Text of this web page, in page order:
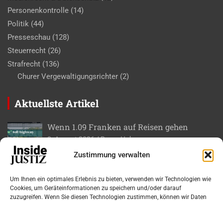
Zustimmung verwalten
Um Ihnen ein optimales Erlebnis zu bieten, verwenden wir Technologien wie
Cookies, um Geräteinformationen zu speichern und/oder darauf
zuzugreifen. Wenn Sie diesen Technologien zustimmen, können wir Daten
Personenkontrolle (14)
Politik (44)
Presseschau (128)
Steuerrecht (26)
Strafrecht (136)
Churer Vergewaltigungsrichter (2)
Aktuellste Artikel
Wenn 1.09 Franken auf Reisen gehen
8. August 2026 Roger Huber
Bern
7. August 2026 Roger Huber